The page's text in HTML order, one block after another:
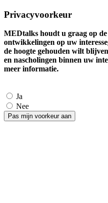
Privacyvoorkeur
MEDtalks houdt u graag op de
ontwikkelingen op uw
de hoogte gehouden wilt
en nascholingen binnen uw
meer informatie.
Ja
Nee